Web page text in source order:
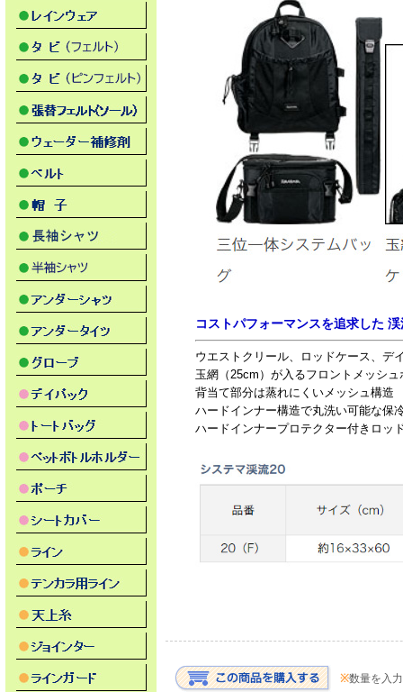
コストパフォーマンスを追求した
ウエストクリール、ロッドケース、デ
玉網（25cm）が入るフロントメッシュ
背当て部分は蒸れにくいメッシュ構造
ハードインナー構造で丸洗い可能な保
ハードインナープロテクター付きロッ
※数量を入